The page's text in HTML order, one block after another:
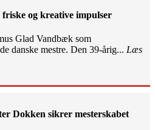
og kreative impulser
Glad Vandbæk som
danske mestre. Den 39-årig... Læs
Dokken sikrer mesterskabet